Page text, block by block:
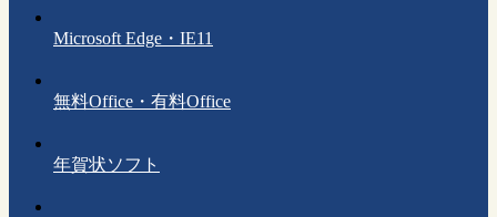
Microsoft Edge・IE11
無料Office・有料Office
年賀状ソフト